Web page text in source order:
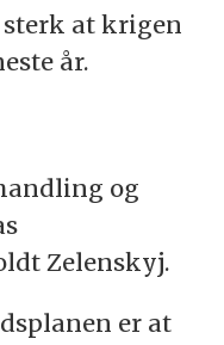
at krigen
år.
og
Zelenskyj.
er at